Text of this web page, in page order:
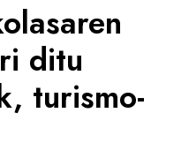
ditu
turismo-